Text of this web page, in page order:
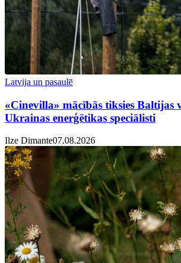
Latvija un pasaulē
«Cinevilla» mācībās tiksies Baltijas
Ukrainas enerģētikas speciālisti
Ilze Dimante07.08.2026